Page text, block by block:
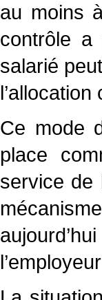
au moins
contrôle a
salarié
l’allocation
Ce mode
place
service de